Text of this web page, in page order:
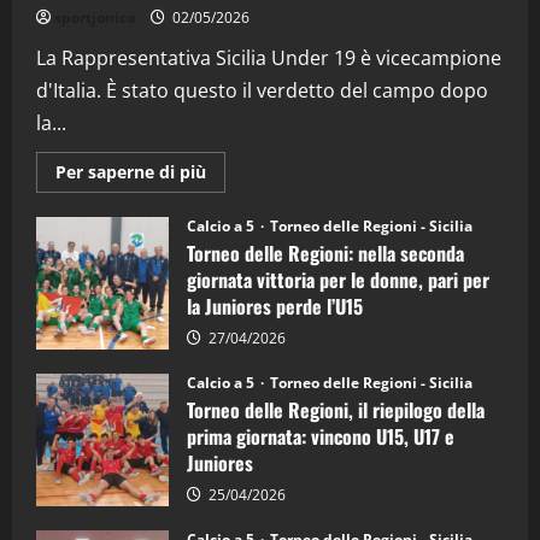
“SportEmpire” in Podcast: 26^ Puntata
08/04/2026
02/05/2026
La Rappresentativa Sicilia Under 19 è vicecampione
d'Italia. È stato questo il verdetto del campo dopo
la...
Per saperne di più
informazioni
Torneo
delle
Regioni
di
calcio
a
5:
la
Juniores
è
vicecampione
d’Italia
Calcio a 5 Torneo delle Regioni - Sicilia
Torneo delle Regioni: nella seconda
giornata vittoria per le donne, pari per
la Juniores perde l’U15
27/04/2026
Calcio a 5 Torneo delle Regioni - Sicilia
Torneo delle Regioni, il riepilogo della
prima giornata: vincono U15, U17 e
Juniores
25/04/2026